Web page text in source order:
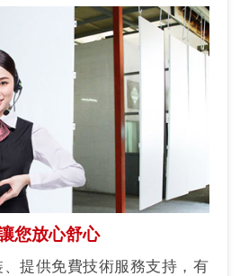
您放心舒心
提供免費技術服務支持，有